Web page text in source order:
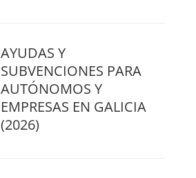
AYUDAS Y
SUBVENCIONES PARA
AUTÓNOMOS Y
EMPRESAS EN GALICIA
(2026)